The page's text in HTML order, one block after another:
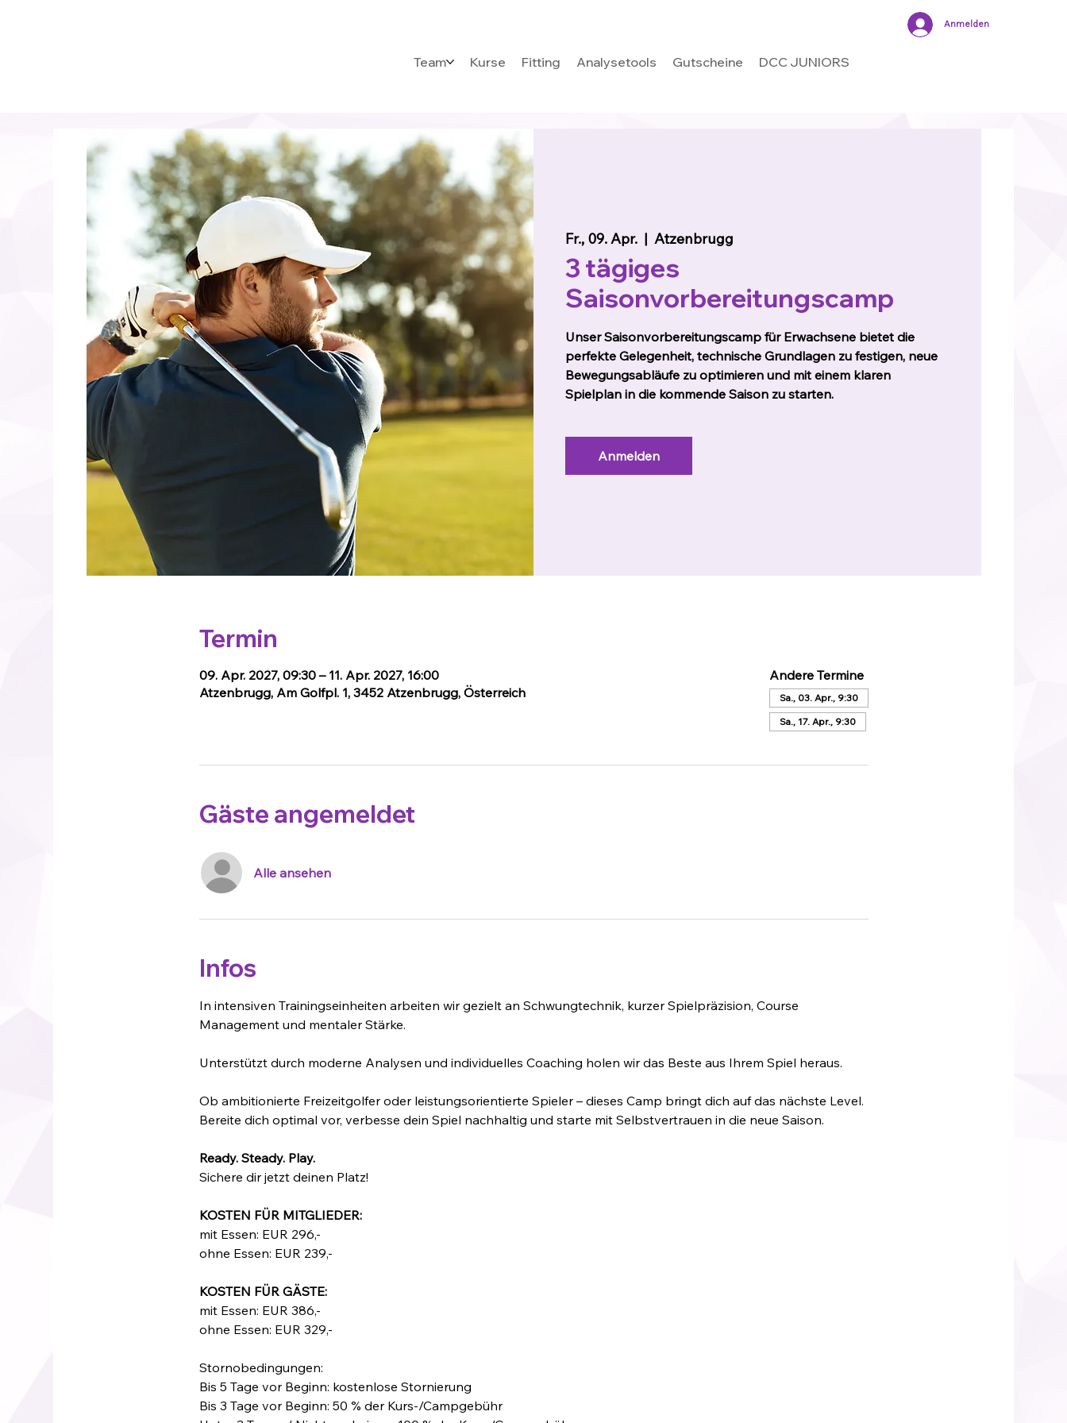
Team Kurse Fitting Analysetools Gutscheine DCC JUNIORS
Anmelden
Fr., 09. Apr.
  |
Atzenbrugg
3 tägiges
Saisonvorbereitungscamp
Unser Saisonvorbereitungscamp für Erwachsene bietet die
perfekte Gelegenheit, technische Grundlagen zu festigen, neue
Bewegungsabläufe zu optimieren und mit einem klaren
Spielplan in die kommende Saison zu starten.
Anmelden
Termin
09. Apr. 2027, 09:30 – 11. Apr. 2027, 16:00
Atzenbrugg, Am Golfpl. 1, 3452 Atzenbrugg, Österreich
Andere Termine
Sa., 03. Apr., 9:30
Sa., 17. Apr., 9:30
Gäste angemeldet
Alle ansehen
Infos
In intensiven Trainingseinheiten arbeiten wir gezielt an Schwungtechnik, kurzer Spielpräzision, Course
Management und mentaler Stärke.
Unterstützt durch moderne Analysen und individuelles Coaching holen wir das Beste aus Ihrem Spiel heraus.
Ob ambitionierte Freizeitgolfer oder leistungsorientierte Spieler – dieses Camp bringt dich auf das nächste Level.
Bereite dich optimal vor, verbesse dein Spiel nachhaltig und starte mit Selbstvertrauen in die neue Saison.
Ready. Steady. Play.
Sichere dir jetzt deinen Platz!
KOSTEN FÜR MITGLIEDER:
mit Essen: EUR 296,-
ohne Essen: EUR 239,-
KOSTEN FÜR GÄSTE:
mit Essen: EUR 386,-
ohne Essen: EUR 329,-
Stornobedingungen:
Bis 5 Tage vor Beginn: kostenlose Stornierung
Bis 3 Tage vor Beginn: 50 % der Kurs-/Campgebühr